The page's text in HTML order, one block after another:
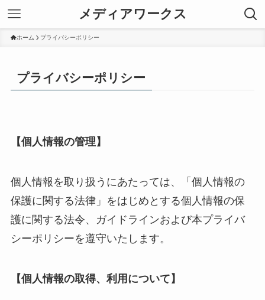
メディアワークス
ホーム プライバシーポリシー
プライバシーポリシー
【個人情報の管理】
個人情報を取り扱うにあたっては、「個人情報の
保護に関する法律」をはじめとする個人情報の保
護に関する法令、ガイドラインおよび本プライバ
シーポリシーを遵守いたします。
【個人情報の取得、利用について】